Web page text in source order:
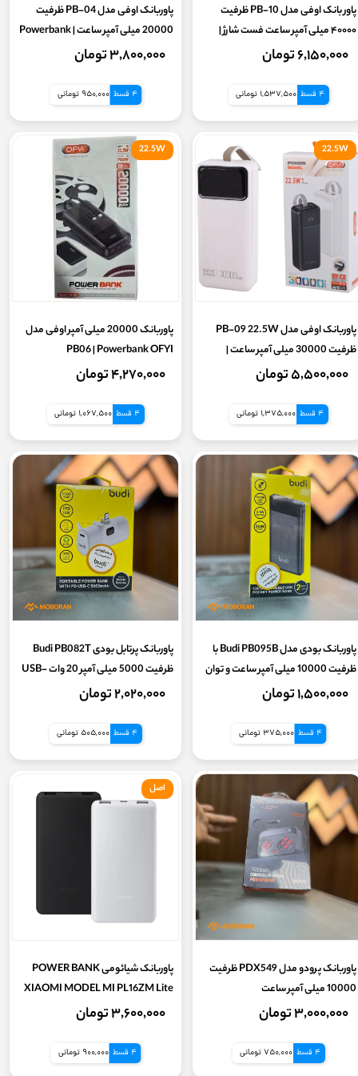
پاور بانک اوفی مدل PB-10 ظرفیت
۴۰۰۰۰ میلی آمپر ساعت فست شارژ |
Powerbank OFYI
۶,۱۵۰,۰۰۰ تومان
4 قسط 1,537,500 تومانی
پاوربانک اوفی مدل PB-04 ظرفیت
20000 میلی آمپر ساعت | Powerbank
OFYI
۳,۸۰۰,۰۰۰ تومان
4 قسط 950,000 تومانی
پاوربانک اوفی مدل PB-09 22.5W
ظرفیت 30000 میلی آمپر ساعت |
Powerbank OFYI - چراغ قوه دار
۵,۵۰۰,۰۰۰ تومان
4 قسط 1,375,000 تومانی
22.5W
پاوربانک 20000 میلی آمپر اوفی مدل
PB06 | Powerbank OFYI
۴,۲۷۰,۰۰۰ تومان
4 قسط 1,067,500 تومانی
22.5W
پاوربانک بودی مدل Budi PB095B با
ظرفیت 10000 میلی آمپر ساعت و توان
12 وات (گارانتی 18 ماه شرکتی)۱,۵۰۰,۰۰۰ تومان
4 قسط 375,000 تومانی
پاوربانک پرتابل بودی Budi PB082T
ظرفیت 5000 میلی آمپر 20 وات USB-
۲,۰۲۰,۰۰۰ تومان
4 قسط 505,000 تومانی
پاوربانک پرودو مدل PDX549 ظرفیت
10000 میلی آمپر ساعت
۳,۰۰۰,۰۰۰ تومان
4 قسط 750,000 تومانی
پاوربانک شیائومی POWER BANK
XIAOMI MODEL MI PL16ZM Lite
۳,۶۰۰,۰۰۰ تومان
4 قسط 900,000 تومانی
اصل